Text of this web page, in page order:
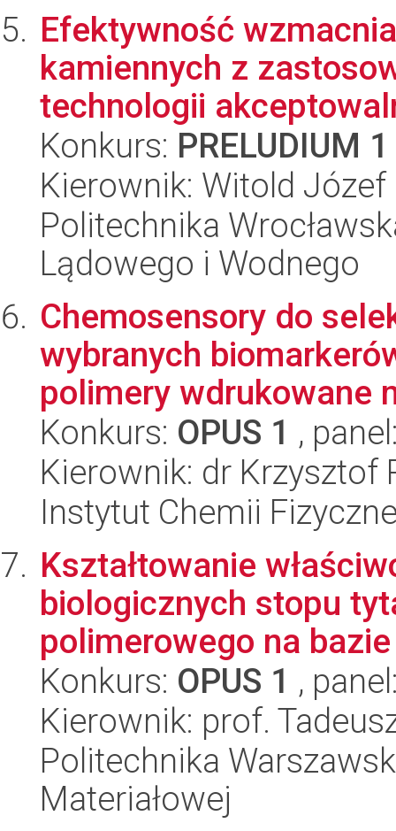
Efektywność
kamiennych z
technologii
Konkurs: PRELUDIUM 1
Kierownik: Witold
Politechnika
Lądowego i Wodnego
Chemosensory do
wybranych
polimery wdrukowane
Konkurs: OPUS 1 ,
Kierownik: dr Krzysztof
Instytut Chemii
Kształtowanie
biologicznych stopu
polimerowego na
Konkurs: OPUS 1 ,
Kierownik: prof.
Politechnika
Materiałowej